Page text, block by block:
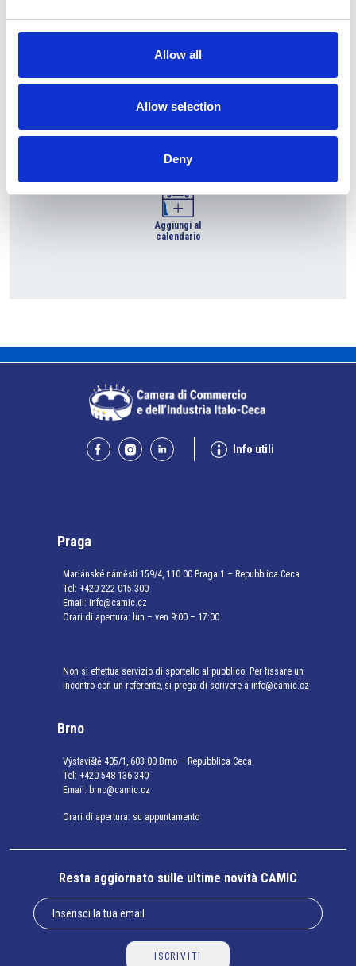
Allow all
Allow selection
Deny
16 Ora
Via del Commercio, 9, Roma,
Aggiungi al
calendario
Info utili
Praga
Mariánské náměstí 159/4, 110 00 Praga 1 – Repubblica Ceca
Tel: +420 222 015 300
Email: info@camic.cz
Orari di apertura: lun – ven 9:00 – 17:00
Non si effettua servizio di sportello al pubblico. Per fissare un
incontro con un referente, si prega di scrivere a info@camic.cz
Brno
Výstaviště 405/1, 603 00 Brno – Repubblica Ceca
Tel: +420 548 136 340
Email: brno@camic.cz
Orari di apertura: su appuntamento
Resta aggiornato sulle ultime novità CAMIC
ISCRIVITI